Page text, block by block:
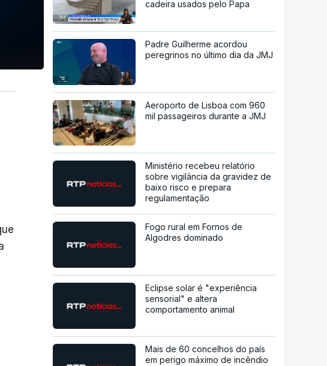
cadeira usados pelo Papa
Padre Guilherme acordou
peregrinos no último dia da JMJ
Aeroporto de Lisboa com 960
mil passageiros durante a JMJ
Ministério recebeu relatório
sobre vigilância da gravidez de
baixo risco e prepara
regulamentação
Fogo rural em Fornos de
Algodres dominado
Eclipse solar é "experiência
sensorial" e altera
comportamento animal
Mais de 60 concelhos do país
em perigo máximo de incêndio